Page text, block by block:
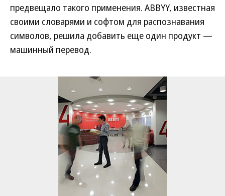
предвещало такого применения. ABBYY, известная
своими словарями и софтом для распознавания
символов, решила добавить еще один продукт —
машинный перевод.